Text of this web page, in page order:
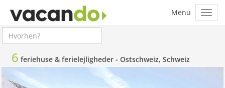
6 feriehuse & ferielejligheder - Ostschweiz, Schweiz